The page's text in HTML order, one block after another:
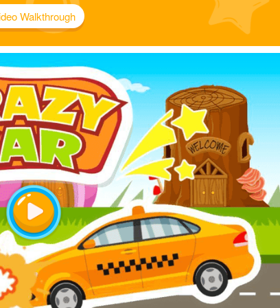
Walkthrough
Play
Video